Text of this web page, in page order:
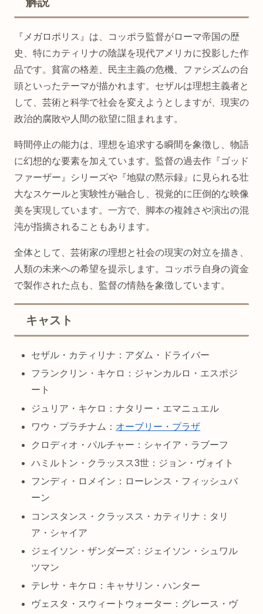
『メガロポリス』は、コッポラ監督がローマ帝国の歴
史、特にカティリナの陰謀を現代アメリカに投影した作
品です。貧富の格差、民主主義の危機、ファシズムの台
頭といったテーマが描かれます。セザルは理想主義者と
して、芸術と科学で社会を変えようとしますが、現実の
政治的腐敗や人間の欲望に阻まれます。
時間停止の能力は、理想を追求する瞬間を象徴し、物語
に幻想的な要素を加えています。監督の過去作『ゴッド
ファーザー』シリーズや『地獄の黙示録』に見られる壮
大なスケールと実験性が融合し、視覚的に圧倒的な映像
美を実現しています。一方で、脚本の複雑さや演出の混
沌が指摘されることもあります。
全体として、芸術家の理想と社会の現実の対立を描き、
人類の未来への希望を提示します。コッポラ自身の資金
で製作された点も、監督の情熱を象徴しています。
キャスト
セザル・カティリナ：アダム・ドライバー
フランクリン・キケロ：ジャンカルロ・エスポジ
ート
ジュリア・キケロ：ナタリー・エマニュエル
ワウ・プラチナム： オーブリー・プラザ
クロディオ・パルチャー：シャイア・ラブーフ
ハミルトン・クラッスス3世：ジョン・ヴォイト
フンディ・ロメイン：ローレンス・フィッシュバ
ーン
コンスタンス・クラッスス・カティリナ：タリ
ア・シャイア
ジェイソン・ザンダーズ：ジェイソン・シュワル
ツマン
テレサ・キケロ：キャサリン・ハンター
ヴェスタ・スウィートウォーター：グレース・ヴ